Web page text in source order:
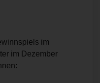
im
im Dezember